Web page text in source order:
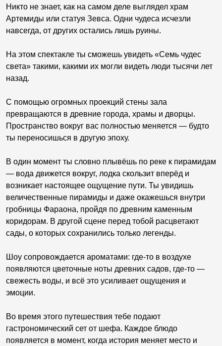
Никто не знает, как на самом деле выглядел храм
Артемиды или статуя Зевса. Одни чудеса исчезли
навсегда, от других остались лишь руины.
На этом спектакле ты сможешь увидеть «Семь чудес
света» такими, какими их могли видеть люди тысячи лет
назад.
С помощью огромных проекций стены зала
превращаются в древние города, храмы и дворцы.
Пространство вокруг вас полностью меняется — будто
ты переносишься в другую эпоху.
В один момент ты словно плывёшь по реке к пирамидам
— вода движется вокруг, лодка скользит вперёд и
возникает настоящее ощущение пути. Ты увидишь
величественные пирамиды и даже окажешься внутри
гробницы Фараона, пройдя по древним каменным
коридорам. В другой сцене перед тобой расцветают
сады, о которых сохранились только легенды.
Шоу сопровождается ароматами: где-то в воздухе
появляются цветочные ноты древних садов, где-то —
свежесть воды, и всё это усиливает ощущения и
эмоции.
Во время этого путешествия тебе подают
гастрономический сет от шефа. Каждое блюдо
появляется в момент, когда история меняет место и